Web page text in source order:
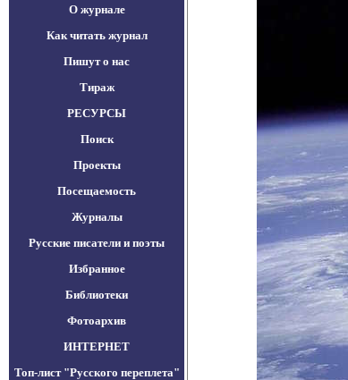
О журнале
Как читать журнал
Пишут о нас
Тираж
РЕСУРСЫ
Поиск
Проекты
Посещаемость
Журналы
Русские писатели и поэты
Избранное
Библиотеки
Фотоархив
ИНТЕРНЕТ
Топ-лист "Русского переплета"